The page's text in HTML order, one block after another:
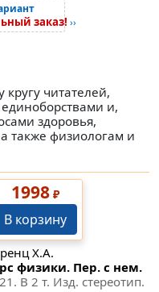
заказ! ››
читателей,
и,
здоровья,
также физиологам и
1998₽
В корзину
Х.А.
физики. Пер. с нем.
. В 2 т. Изд. стереотип.